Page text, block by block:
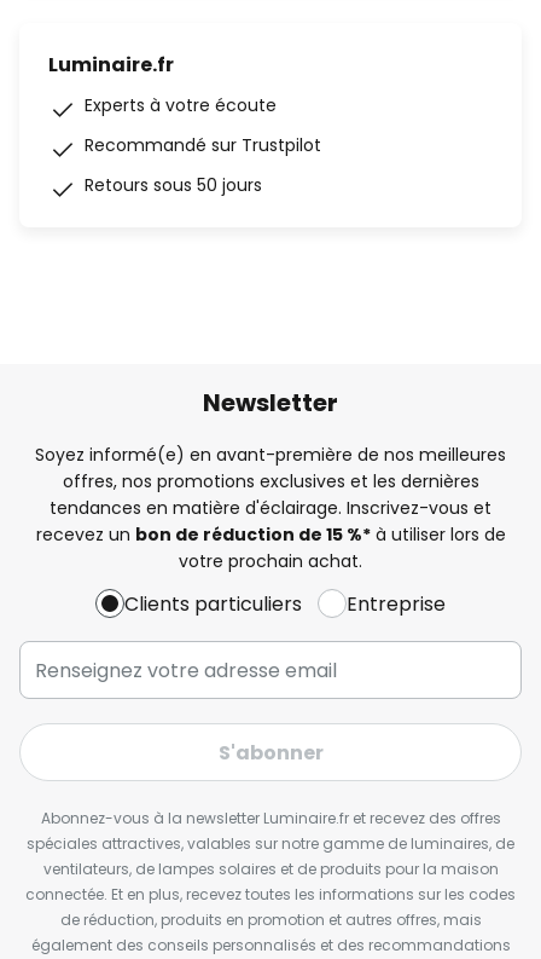
Luminaire.fr
Experts à votre écoute
Recommandé sur Trustpilot
Retours sous 50 jours
Newsletter
Soyez informé(e) en avant-première de nos meilleures
offres, nos promotions exclusives et les dernières
tendances en matière d'éclairage. Inscrivez-vous et
recevez un bon de réduction de 15 %*à utiliser lors de
votre prochain achat.
Clients particuliers Entreprise
S'abonner
Abonnez-vous à la newsletter Luminaire.fr et recevez des offres
spéciales attractives, valables sur notre gamme de luminaires, de
ventilateurs, de lampes solaires et de produits pour la maison
connectée. Et en plus, recevez toutes les informations sur les codes
de réduction, produits en promotion et autres offres, mais
également des conseils personnalisés et des recommandations